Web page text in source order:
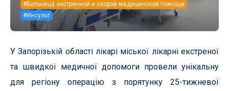
#Больница экстренной и скорой медицинской помощи
#Инсульт
У Запорізькій області лікарі міської лікарні екстреної
та швидкої медичної допомоги провели унікальну
для регіону операцію з порятунку 25-тижневої